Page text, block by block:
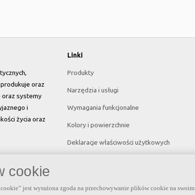
oraz
oraz systemy
i
życia oraz
Linki
Produkty
Narzędzia i usługi
Wymagania funkcjonalne
Kolory i powierzchnie
Deklaracje właściwości użytkowych
cookie
jest wyrażona zgoda na przechowywanie plików cookie na swoim